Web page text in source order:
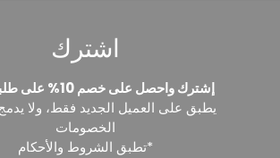
اشترك
إشترك واحصل على خصم 10% على طلبك الأول
يطبق على العميل الجديد فقط، ولا
الخصومات
*تطبق الشروط والأحكام